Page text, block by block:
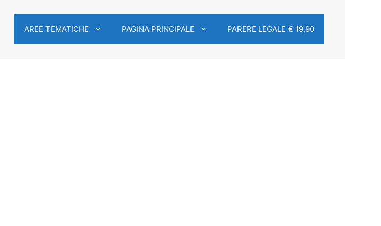
AREE TEMATICHE PAGINA PRINCIPALE PARERE LEGALE € 19,90